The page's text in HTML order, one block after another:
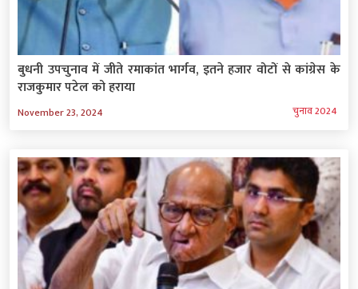
बुधनी उपचुनाव में जीते रमाकांत भार्गव, इतने हजार वोटों से कांग्रेस के
राजकुमार पटेल को हराया
November 23, 2024 चुनाव 2024